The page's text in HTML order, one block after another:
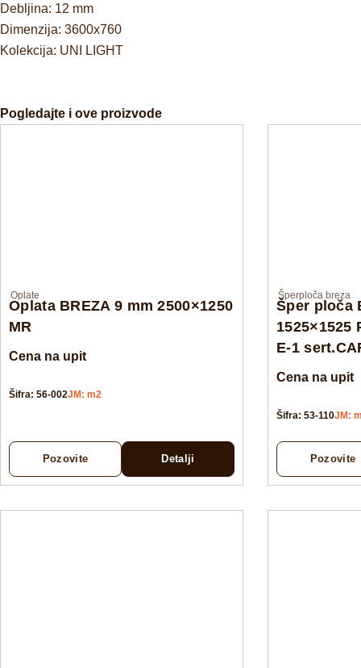
Debljina: 12 mm
Dimenzija: 3600x760
Kolekcija: UNI LIGHT
Pogledajte i ove proizvode
Oplate
Oplata BREZA 9 mm 2500×1250
MR
Cena na upit
Šifra: 56-002JM: m2
Pozovite Detalji
Šperploča breza
Šper ploča
1525×1525
E-1
Cena na upit
Šifra: 53-110JM:
Pozovite